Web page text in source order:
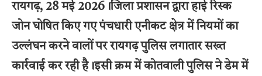
रायगढ़, 28 मई 2026।जिला प्रशासन द्वारा हाई रिस्क
जोन घोषित किए गए पंचधारी एनीकट क्षेत्र में नियमों का
उल्लंघन करने वालों पर रायगढ़ पुलिस लगातार सख्त
कार्रवाई कर रही है।इसी क्रम में कोतवाली पुलिस ने डेम में